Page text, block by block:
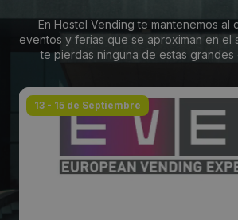
En Hostel Vending te mantenemos al
eventos y ferias que se aproximan en el
te pierdas ninguna de estas grandes
13 - 15 de Septiembre